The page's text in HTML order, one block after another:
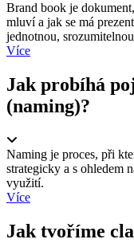
Brand book je
mluví a jak se má
jednotnou,
Více
Jak probíhá
(naming)?
Naming je proces, při
strategicky a s ohledem
využití.
Více
Jak tvoříme